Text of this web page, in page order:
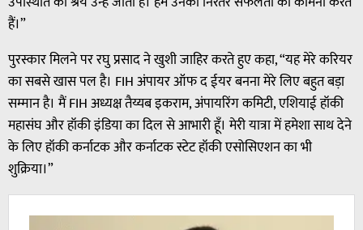
हैं।”
पुरस्कार मिलने पर रघु प्रसाद ने खुशी जाहिर करते हुए कहा, “यह मेरे करियर
का सबसे खास पल है। FIH अंपायर ऑफ द ईयर बनना मेरे लिए बहुत बड़ा
सम्मान है। मैं FIH अध्यक्ष तैय्यब इकराम, अंपायरिंग कमिटी, एशियाई हॉकी
महासंघ और हॉकी इंडिया का दिल से आभारी हूँ। मेरी यात्रा में हमेशा साथ देने
के लिए हॉकी कर्नाटक और कर्नाटक स्टेट हॉकी एसोसिएशन का भी
शुक्रिया।”